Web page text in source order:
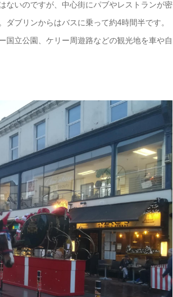
ないのですが、中心街にパブやレストランが密
ブリンからはバスに乗って約4時間半です。
国立公園、ケリー周遊路などの観光地を車や自